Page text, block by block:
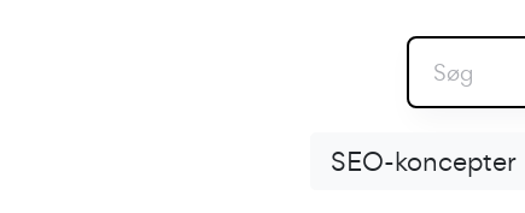
SEO-koncepter